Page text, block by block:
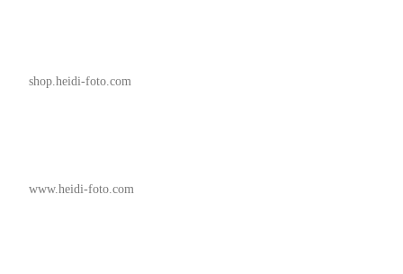
shop.heidi-foto.com
www.heidi-foto.com